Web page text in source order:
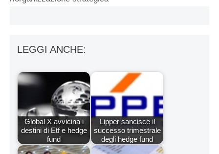
LEGGI ANCHE:
Global X avvicina i
destini di Etf e hedge
fund
Lipper sancisce il
successo trimestrale
degli hedge fund